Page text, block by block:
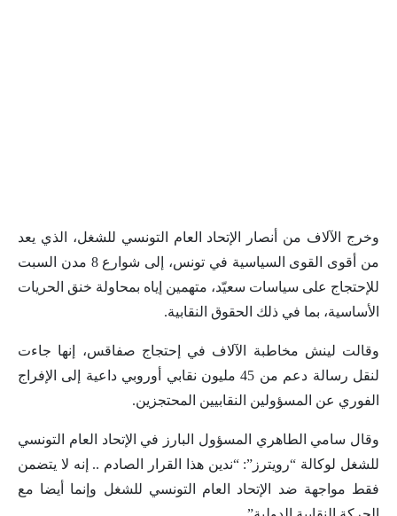
وخرج الآلاف من أنصار الإتحاد العام التونسي للشغل، الذي يعد
من أقوى القوى السياسية في تونس، إلى شوارع 8 مدن السبت
للإحتجاج على سياسات سعيّد، متهمين إياه بمحاولة خنق الحريات
الأساسية، بما في ذلك الحقوق النقابية.
وقالت لينش مخاطبة الآلاف في إحتجاج صفاقس، إنها جاءت
لنقل رسالة دعم من 45 مليون نقابي أوروبي داعية إلى الإفراج
الفوري عن المسؤولين النقابيين المحتجزين.
وقال سامي الطاهري المسؤول البارز في الإتحاد العام التونسي
للشغل لوكالة “رويترز”: “ندين هذا القرار الصادم .. إنه لا يتضمن
فقط مواجهة ضد الإتحاد العام التونسي للشغل وإنما أيضا مع